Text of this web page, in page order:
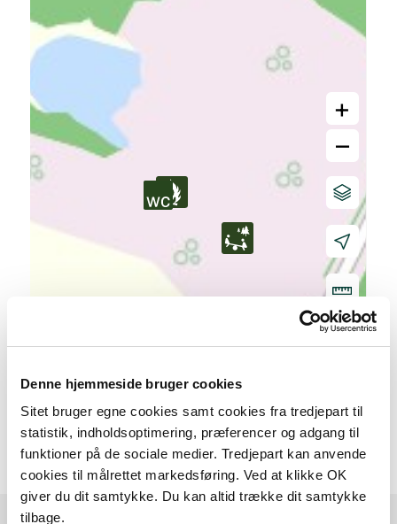
Denne hjemmeside bruger cookies
Sitet bruger egne cookies samt cookies fra tredjepart til
statistik, indholdsoptimering, præferencer og adgang til
funktioner på de sociale medier. Tredjepart kan anvende
cookies til målrettet markedsføring. Ved at klikke OK
giver du dit samtykke. Du kan altid trække dit samtykke
tilbage.
+
–